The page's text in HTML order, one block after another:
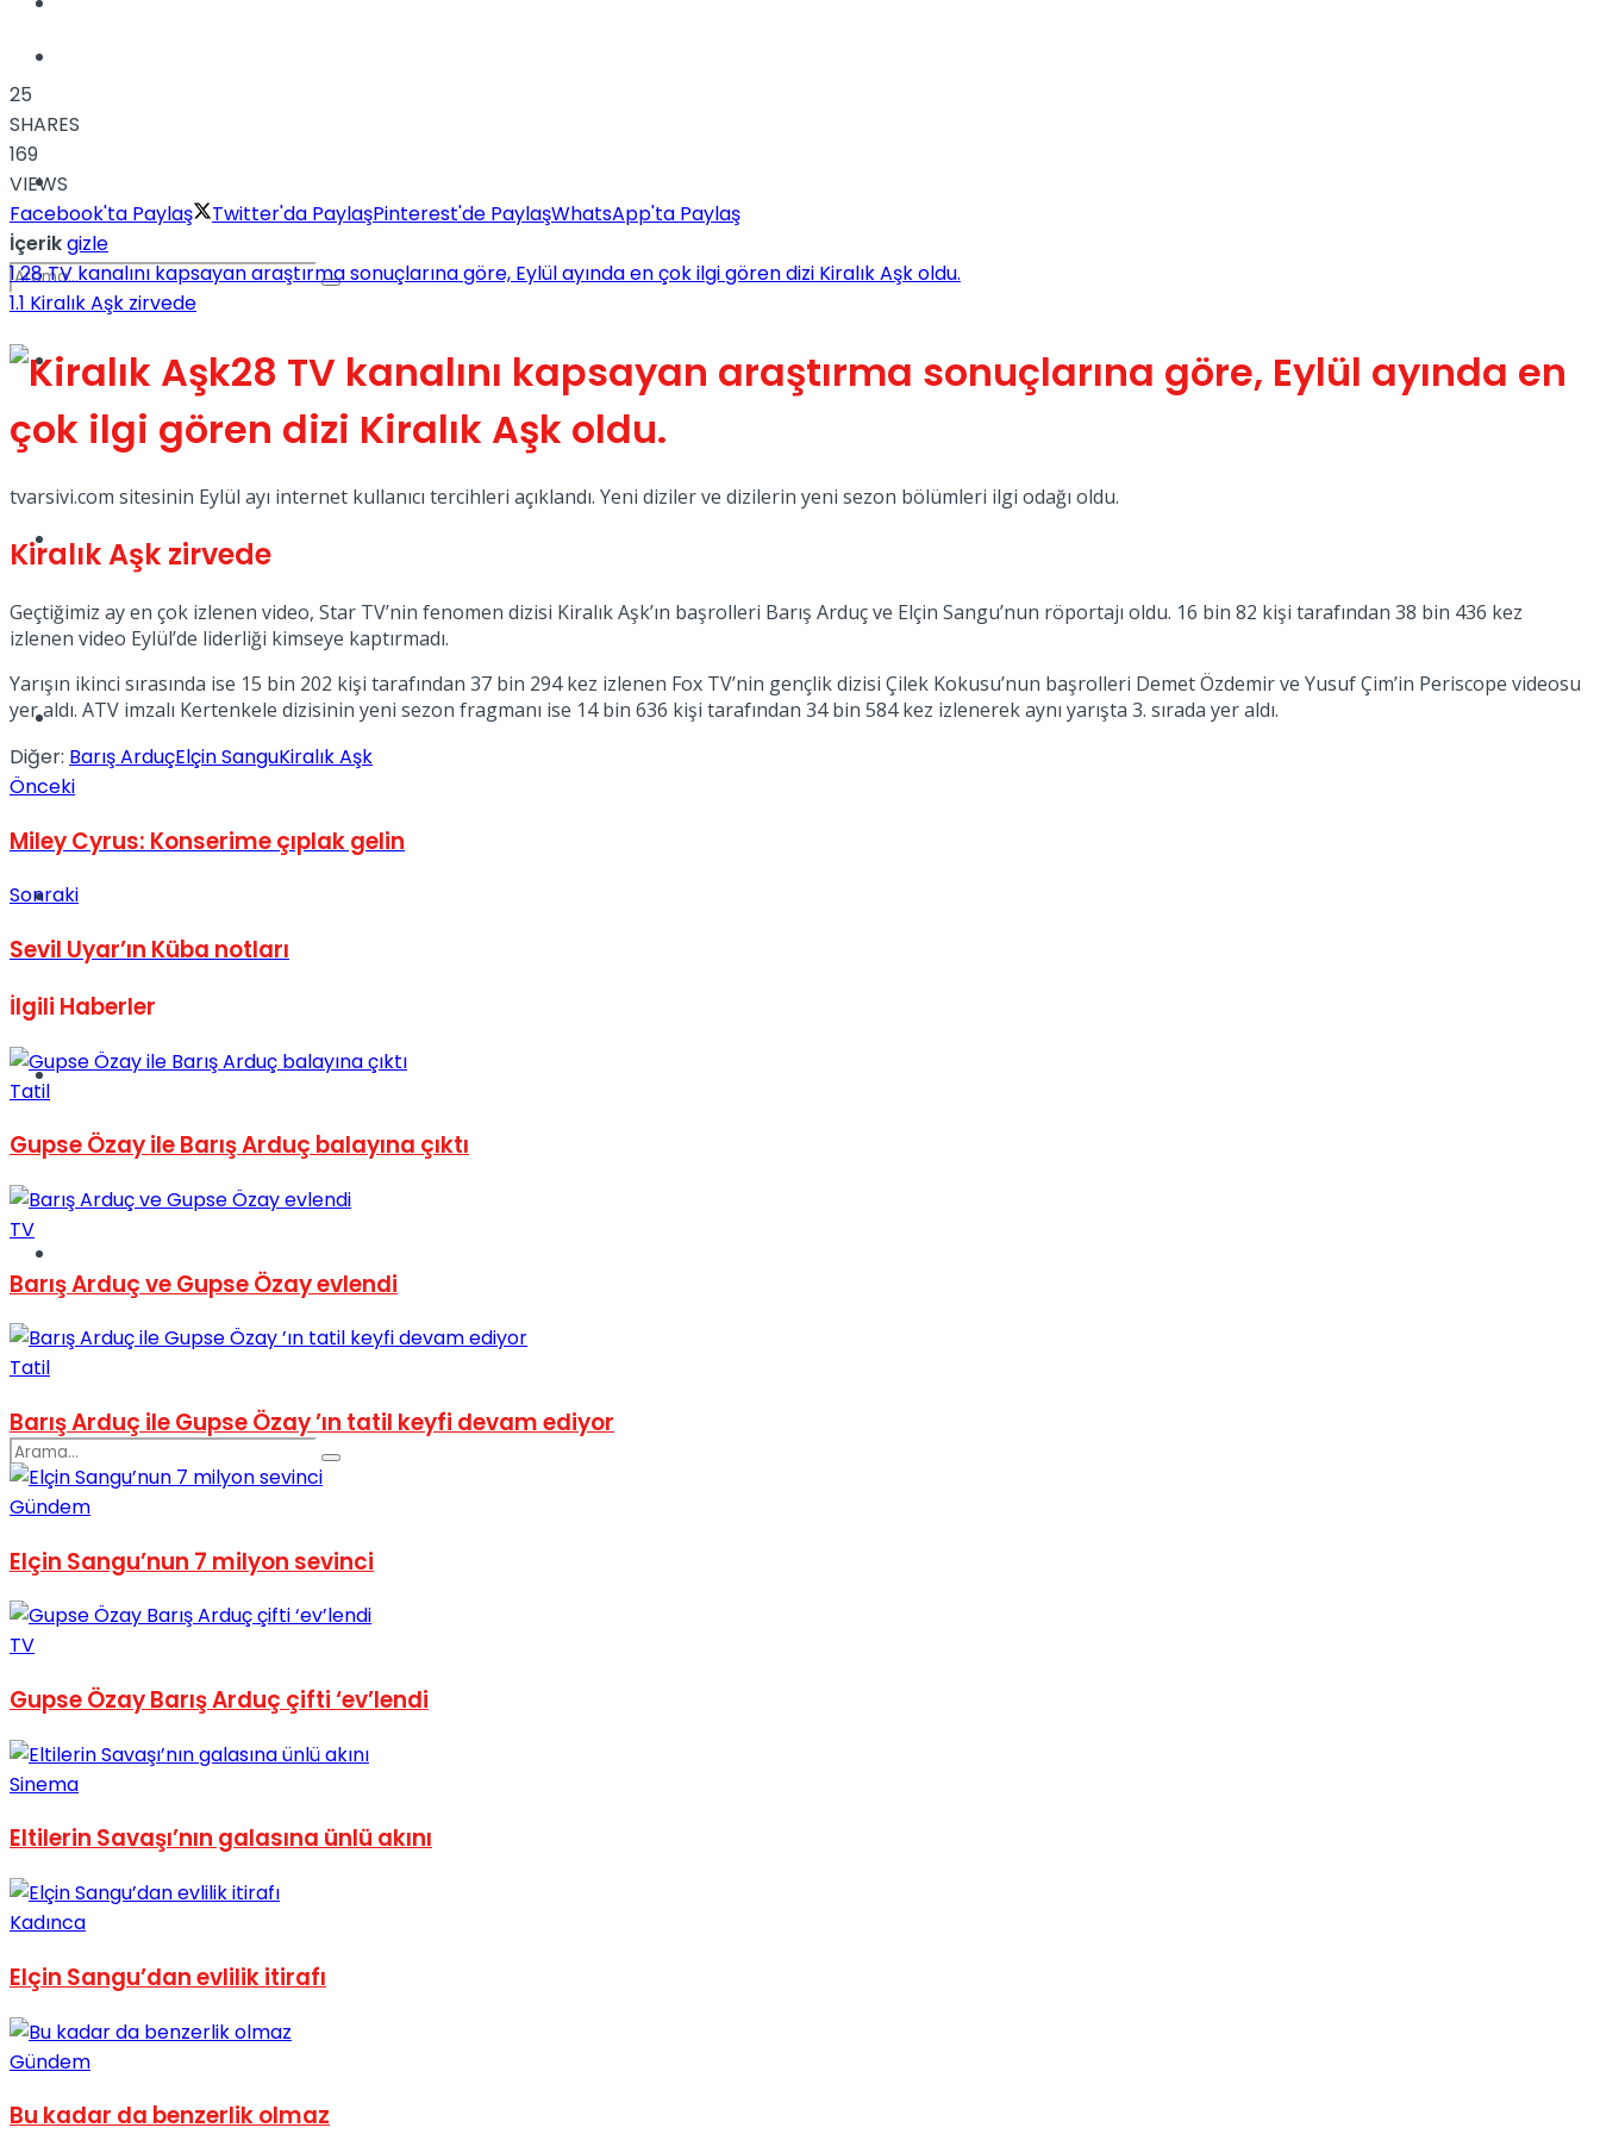
Dünya
Türkiye
Müzik
Sinema
Tatil
Spor
No Result
No Result
25
SHARES
169
VIEWS
Facebook'ta Paylaş
Twitter'da PaylaşPinterest'de PaylaşWhatsApp'ta Paylaş
İçerikgizle
128 TV kanalını kapsayan araştırma sonuçlarına göre, Eylül ayında en çok ilgi gören dizi Kiralık Aşk oldu.
1.1 Kiralık Aşk zirvede
28 TV kanalını kapsayan araştırma sonuçlarına göre, Eylül ayında en
çok ilgi gören dizi Kiralık Aşk oldu.
tvarsivi.com sitesinin Eylül ayı internet kullanıcı tercihleri açıklandı. Yeni diziler ve dizilerin yeni sezon bölümleri ilgi odağı oldu.
Kiralık Aşk zirvede
Geçtiğimiz ay en çok izlenen video, Star TV’nin fenomen dizisi Kiralık Aşk’ın başrolleri Barış Arduç ve Elçin Sangu’nun röportajı oldu. 16 bin 82 kişi tarafından 38 bin 436 kez
izlenen video Eylül’de liderliği kimseye kaptırmadı.
Yarışın ikinci sırasında ise 15 bin 202 kişi tarafından 37 bin 294 kez izlenen Fox TV’nin gençlik dizisi Çilek Kokusu’nun başrolleri Demet Özdemir ve Yusuf Çim’in Periscope videosu
yer aldı. ATV imzalı Kertenkele dizisinin yeni sezon fragmanı ise 14 bin 636 kişi tarafından 34 bin 584 kez izlenerek aynı yarışta 3. sırada yer aldı.
Diğer: Barış ArduçElçin SanguKiralık Aşk
Önceki
Miley Cyrus: Konserime çıplak gelin
Sonraki
Sevil Uyar’ın Küba notları
İlgili Haberler
Tatil
Gupse Özay ile Barış Arduç balayına çıktı
TV
Barış Arduç ve Gupse Özay evlendi
Tatil
Barış Arduç ile Gupse Özay ’ın tatil keyfi devam ediyor
Gündem
Elçin Sangu’nun 7 milyon sevinci
TV
Gupse Özay Barış Arduç çifti ‘ev’lendi
Sinema
Eltilerin Savaşı’nın galasına ünlü akını
Kadınca
Elçin Sangu’dan evlilik itirafı
Gündem
Bu kadar da benzerlik olmaz